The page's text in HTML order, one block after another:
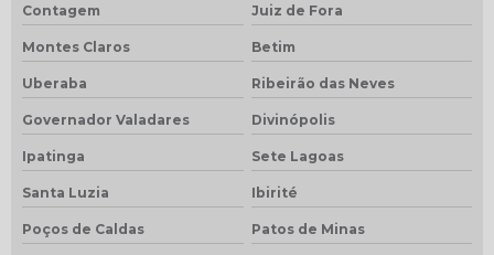
Contagem Juiz de Fora
Montes Claros Betim
Uberaba Ribeirão das Neves
Governador Valadares Divinópolis
Ipatinga Sete Lagoas
Santa Luzia Ibirité
Poços de Caldas Patos de Minas